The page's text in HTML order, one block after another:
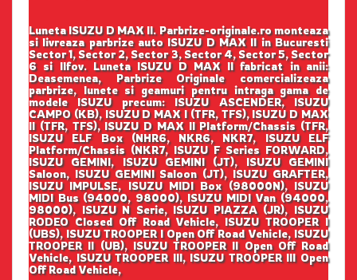
Luneta ISUZU D MAX II. Parbrize-originale.ro monteaza
si livreaza parbrize auto ISUZU D MAX II in Bucuresti
Sector 1, Sector 2, Sector 3, Sector 4, Sector 5, Sector
6 si Ilfov. Luneta ISUZU D MAX II fabricat in anii:
Deasemenea, Parbrize Originale comercializeaza
parbrize, lunete si geamuri pentru intraga gama de
modele ISUZU precum: ISUZU ASCENDER, ISUZU
CAMPO (KB), ISUZU D MAX I (TFR, TFS), ISUZU D MAX
II (TFR, TFS), ISUZU D MAX II Platform/Chassis (TFR,
ISUZU ELF Box (NHR6, NKR6, NKR7, ISUZU ELF
Platform/Chassis (NKR7, ISUZU F Series FORWARD,
ISUZU GEMINI, ISUZU GEMINI (JT), ISUZU GEMINI
Saloon, ISUZU GEMINI Saloon (JT), ISUZU GRAFTER,
ISUZU IMPULSE, ISUZU MIDI Box (98000N), ISUZU
MIDI Bus (94000, 98000), ISUZU MIDI Van (94000,
98000), ISUZU N Serie, ISUZU PIAZZA (JR), ISUZU
RODEO Closed Off Road Vehicle, ISUZU TROOPER I
(UBS), ISUZU TROOPER I Open Off Road Vehicle, ISUZU
TROOPER II (UB), ISUZU TROOPER II Open Off Road
Vehicle, ISUZU TROOPER III, ISUZU TROOPER III Open
Off Road Vehicle,